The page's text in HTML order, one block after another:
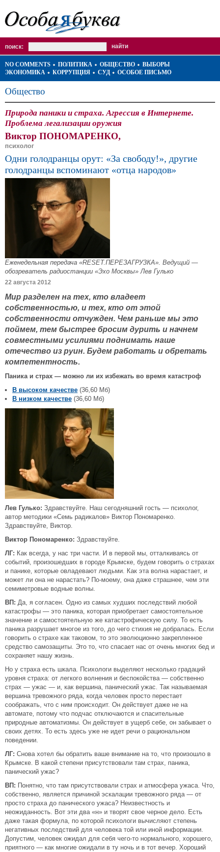
поиск:
NO COMMENTS ПОЛИТИКА ОБЩЕСТВО
ВЫБОРЫ
ЭКОНОМИКА
КОРРУПЦИЯ СУД ОСОБОЕ ПИСЬМО
Общество
Природа паники и страха. Агрессия в Интернете.
Проблема легализации оружия
Виктор ПОНОМАРЕНКО,
психолог
Одни голодранцы орут: «За свободу!», другие
голодранцы вспоминают «отца народов»
Еженедельная передача «RESET.ПЕРЕЗАГРУЗКА». Ведущий —
обозреватель радиостанции «Эхо Москвы» Лев Гулько
22 августа 2012
Мир разделен на тех, кто владеет
собственностью, и тех, кто от этой
собственности отчужден. Чем раньше мы это
поймем, тем быстрее бросим дурить и начнем
совместными усилиями поднимать наше
отечество из руин. Будем работать и обретать
компетентность.
Паника и страх — можно ли их избежать во время катастроф
В высоком качестве (36,60 Мб)
В низком качестве (36,60 Мб)
Лев Гулько: Здравствуйте. Наш сегодняшний гость — психолог,
автор методики «Семь радикалов» Виктор Пономаренко.
Здравствуйте, Виктор.
Виктор Пономаренко: Здравствуйте.
ЛГ: Как всегда, у нас три части. И в первой мы, отталкиваясь от
событий, произошедших в городе Крымске, будем говорить о страхах
и панике, которые овладевают людьми. Как эта волна нарастает, и
может ли она не нарастать? По-моему, она даже страшнее, чем эти
семиметровые водные волны.
ВП: Да, я согласен. Одно из самых худших последствий любой
катастрофы — это паника, которая приобретает самостоятельное
значение и самостоятельную же катастрофическую силу. То есть
паника разрушает многое из того, до чего стихия не добралась. Если
говорить о страхе как таковом, то это эволюционно закрепленное
средство самозащиты. Это то, что спасает нас от очень многих бед и
сохраняет нашу жизнь.
Но у страха есть шкала. Психологи выделяют несколько градаций
уровня страха: от легкого волнения и беспокойства — собственно
страх — ужас — и, как вершина, панический ужас. Так называемая
вершина тревожного ряда, когда человек просто перестает
соображать, что с ним происходит. Он действует даже не на
автомате, потому что подчас отключаются и спасительные
природные автоматизмы. Он действует в ущерб себе, он забывает о
своих детях. То есть здесь уже не идет речи о рациональном
поведении.
ЛГ: Снова хотел бы обратить ваше внимание на то, что произошло в
Крымске. В какой степени присутствовали там страх, паника,
панический ужас?
ВП: Понятно, что там присутствовали страх и атмосфера ужаса. Что,
собственно, является причиной эскалации тревожного ряда — от
просто страха до панического ужаса? Неизвестность и
неожиданность. Вот эти два «н» и творят свое черное дело. Есть
даже такая формула, по которой психологи вычисляют степень
негативных последствий для человека той или иной информации.
Допустим, человек ожидал для себя чего-то нормального, хорошего,
приятного — как многие ожидали в ту ночь и в тот вечер. Хороший